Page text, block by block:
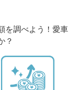
を調べよう！愛車
？